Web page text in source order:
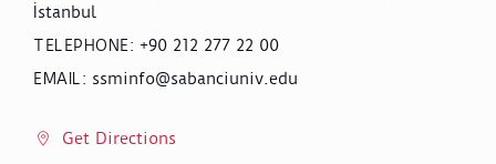
İstanbul
TELEPHONE: +90 212 277 22 00
EMAIL : ssminfo@sabanciuniv.edu
Get Directions